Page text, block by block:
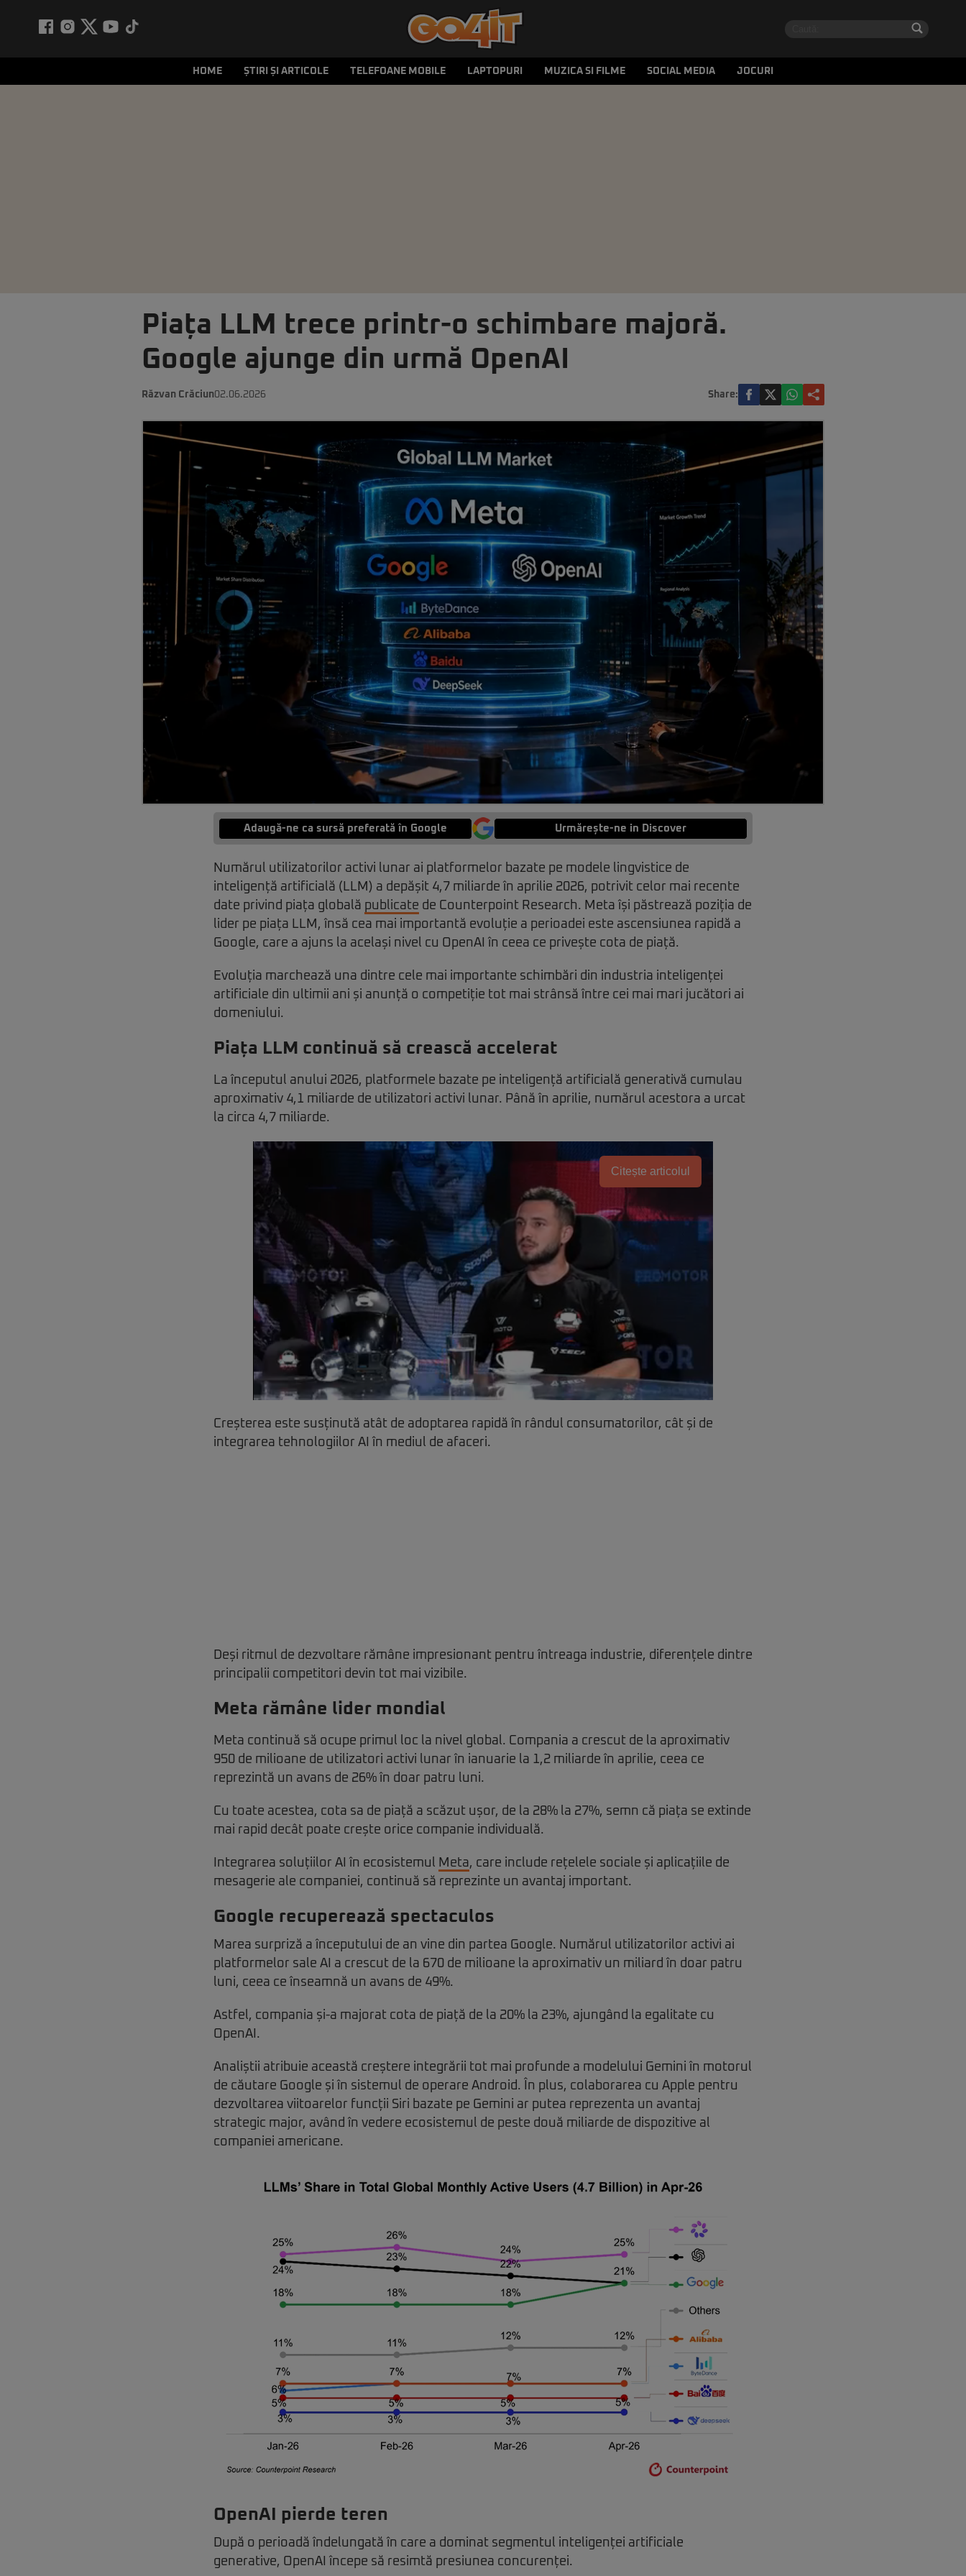
HOME ȘTIRI ȘI ARTICOLE TELEFOANE MOBILE LAPTOPURI MUZICA SI FILME SOCIAL MEDIA JOCURI
Piața LLM trece printr-o schimbare majoră.
Google ajunge din urmă OpenAI
Răzvan Crăciun02.06.2026 Share:
Adaugă-ne ca sursă preferată în Google Urmărește-ne in Discover
Numărul utilizatorilor activi lunar ai platformelor bazate pe modele lingvistice de
inteligență artificială (LLM) a depășit 4,7 miliarde în aprilie 2026, potrivit celor mai recente
date privind piața globală publicate de Counterpoint Research. Meta își păstrează poziția de
lider pe piața LLM, însă cea mai importantă evoluție a perioadei este ascensiunea rapidă a
Google, care a ajuns la același nivel cu OpenAI în ceea ce privește cota de piață.
Evoluția marchează una dintre cele mai importante schimbări din industria inteligenței
artificiale din ultimii ani și anunță o competiție tot mai strânsă între cei mai mari jucători ai
domeniului.
Piața LLM continuă să crească accelerat
La începutul anului 2026, platformele bazate pe inteligență artificială generativă cumulau
aproximativ 4,1 miliarde de utilizatori activi lunar. Până în aprilie, numărul acestora a urcat
la circa 4,7 miliarde.
Citește articolul
Creșterea este susținută atât de adoptarea rapidă în rândul consumatorilor, cât și de
integrarea tehnologiilor AI în mediul de afaceri.
Deși ritmul de dezvoltare rămâne impresionant pentru întreaga industrie, diferențele dintre
principalii competitori devin tot mai vizibile.
Meta rămâne lider mondial
Meta continuă să ocupe primul loc la nivel global. Compania a crescut de la aproximativ
950 de milioane de utilizatori activi lunar în ianuarie la 1,2 miliarde în aprilie, ceea ce
reprezintă un avans de 26% în doar patru luni.
Cu toate acestea, cota sa de piață a scăzut ușor, de la 28% la 27%, semn că piața se extinde
mai rapid decât poate crește orice companie individuală.
Integrarea soluțiilor AI în ecosistemul Meta, care include rețelele sociale și aplicațiile de
mesagerie ale companiei, continuă să reprezinte un avantaj important.
Google recuperează spectaculos
Marea surpriză a începutului de an vine din partea Google. Numărul utilizatorilor activi ai
platformelor sale AI a crescut de la 670 de milioane la aproximativ un miliard în doar patru
luni, ceea ce înseamnă un avans de 49%.
Astfel, compania și-a majorat cota de piață de la 20% la 23%, ajungând la egalitate cu
OpenAI.
Analiștii atribuie această creștere integrării tot mai profunde a modelului Gemini în motorul
de căutare Google și în sistemul de operare Android. În plus, colaborarea cu Apple pentru
dezvoltarea viitoarelor funcții Siri bazate pe Gemini ar putea reprezenta un avantaj
strategic major, având în vedere ecosistemul de peste două miliarde de dispozitive al
companiei americane.
OpenAI pierde teren
După o perioadă îndelungată în care a dominat segmentul inteligenței artificiale
generative, OpenAI începe să resimtă presiunea concurenței.